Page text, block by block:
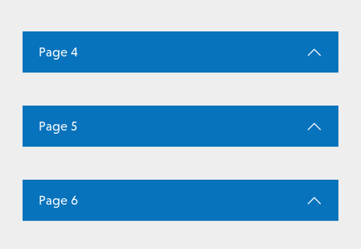
Page 4
Page 5
Page 6